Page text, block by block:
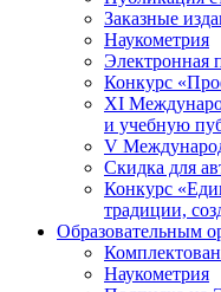
Заказные
Наукометрия
Электронная
Конкурс
XI
и учебную
V
Скидка для
Конкурс
традиции,
Образовательным
Наукометрия